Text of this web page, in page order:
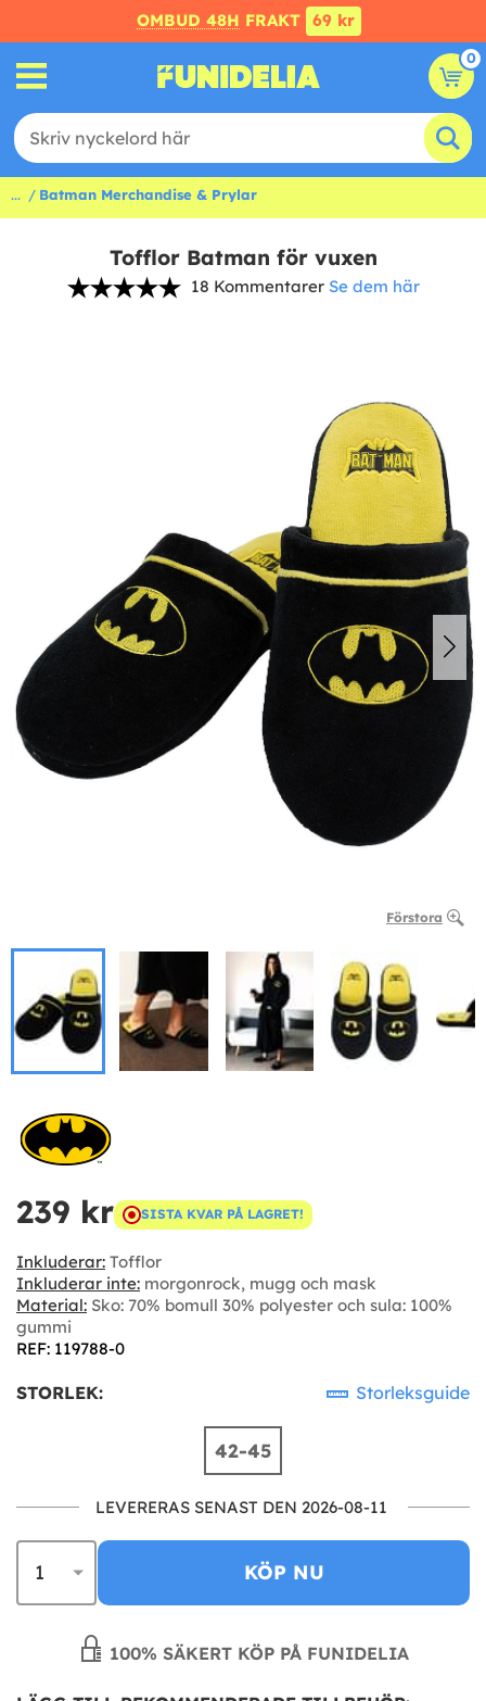
OMBUD 48H FRAKT 69 kr
0
... Batman Merchandise & Prylar
Tofflor Batman för vuxen
18 Kommentarer Se dem här
Förstora
239 kr SISTA KVAR PÅ LAGRET!
Inkluderar: Tofflor
Inkluderar inte: morgonrock, mugg och mask
Material: Sko: 70% bomull 30% polyester och sula: 100%
gummi
REF: 119788-0
STORLEK: Storleksguide
42-45
LEVERERAS SENAST DEN 2026-08-11
KÖP NU
100% SÄKERT KÖP PÅ FUNIDELIA